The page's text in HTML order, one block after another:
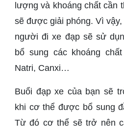
lượng và khoáng chất cần
sẽ được giải phóng. Vì
người đi xe đạp sẽ sử
bổ sung các khoáng
Natri, Canxi…
Buổi đạp xe của bạn sẽ
khi cơ thể được bổ sung
Từ đó cơ thể sẽ trở nên